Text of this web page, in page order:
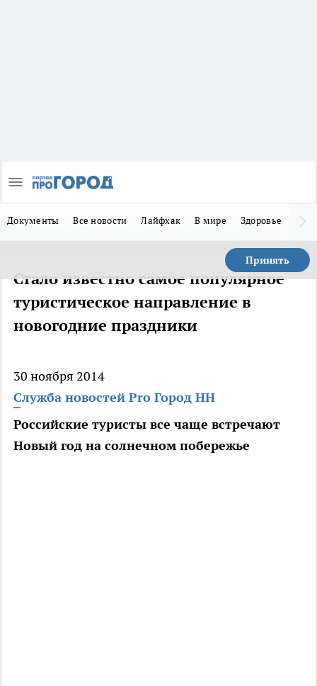
Документы Все новости Лайфхак В мире Здоровье
Принять
Стало известно самое популярное
туристическое направление в
новогодние праздники
30 ноября 2014
Служба новостей Pro Город НН
Российские туристы все чаще встречают
Новый год на солнечном побережье